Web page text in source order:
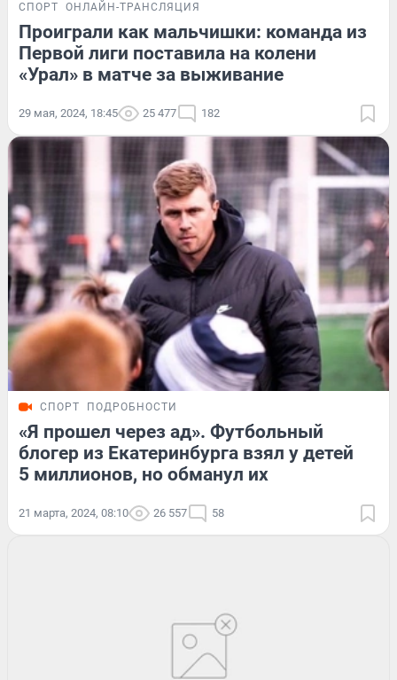
СПОРТ ОНЛАЙН-ТРАНСЛЯЦИЯ
Проиграли как мальчишки: команда из
Первой лиги поставила на колени
«Урал» в матче за выживание
29 мая, 2024, 18:45 25 477 182
СПОРТ ПОДРОБНОСТИ
«Я прошел через ад». Футбольный
блогер из Екатеринбурга взял у детей
5 миллионов, но обманул их
21 марта, 2024, 08:10 26 557 58